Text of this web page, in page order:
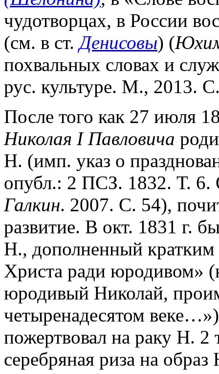
чудотворцах, в России
(см. в ст.Денисовы) (
похвальных словах и
рус. культуре. М., 2013.
После того как 27 июля
Николая I Павловича
Н. (имп. указ о
опубл.: 2 ПСЗ. 1832. Т. 6.
Галкин. 2007. С. 54),
развитие. В окт. 1831 г.
Н., дополненный кратким
Христа ради юродивом»
юродивый Николай,
четыренадесятом
пожертвовал на раку Н. 2
серебряная риза на